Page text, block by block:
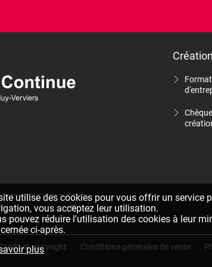
utilise des cookies pour vous offrir un service
vous acceptez leur utilisation.
pouvez réduire l'utilisation des cookies à leur
ci-après.
plus
et copyright Conditions générales de vente